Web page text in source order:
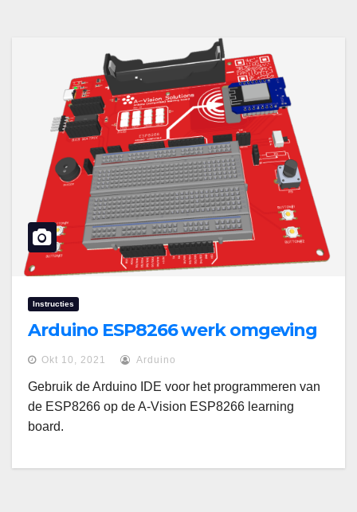
Instructies
Arduino ESP8266 werk omgeving
Okt 10, 2021 Arduino
Gebruik de Arduino IDE voor het programmeren van
de ESP8266 op de A-Vision ESP8266 learning
board.